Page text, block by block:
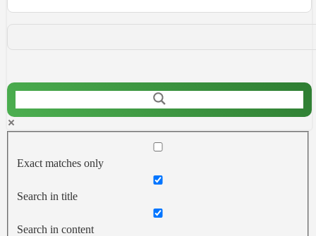
Exact matches only
Search in title
Search in content